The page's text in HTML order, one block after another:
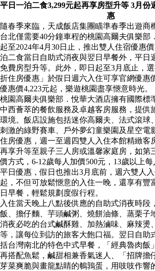
平日一泊二食3,299元起再享房型升等 3月份
惠
隨春季來臨，天成飯店集團瞄準春季出遊商
台北僅需要40分鐘車程的桃園高爾夫俱樂部
起至2024年4月30日止，推出雙人住宿優惠
泊二食當日自助式消夜與翌日早餐外，平日
免費房型升等。此外，即日起至3月底止，
折住房優惠」於假日週六入住可享官網優惠
優惠價4,223元起，樂遊桃園盡享愜意時光。
桃園高爾夫俱樂部．悅華大酒店擁有國際標
中西薈萃的餐飲服務及卓越客房服務，提供
環境。飯店設施包括迷你高爾夫、法式滾球
刺激的綠野賽車、戶外夢幻童樂園及星空電
住房優惠，週一至週四雙人入住本館精緻客
再享升等至親子三人房或溫馨家庭房，如第
價方式，6-12歲每人加價500元，13歲以上
平日優惠，假日也推出3月底前，週六雙人
起，不但可放鬆愜意的入住一晚，還享有豐
日早餐，輕鬆規劃度假行程。
入住當天晚上八點後供應的自助式消夜時段
飯、擔仔麵、芋頭鹹粥、燒餅油條、蒸栗子
消夜必吃的台式鹹酥雞、加熱滷味、麻辣燙
等，讓每位到訪的旅客大飽口福。翌日自助
括台灣南北的特色中式早餐，「經典魯肉飯
再搭配魚鬆，鹹甜相兼香氣迷人、「招牌擔
芽菜爽脆與畫龍點睛的鵪鶉蛋，用吱吱作響